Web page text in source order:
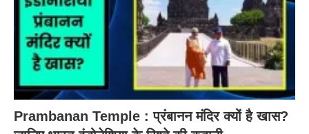
Prambanan Temple : प्रंबानन मंदिर क्यों है खास?